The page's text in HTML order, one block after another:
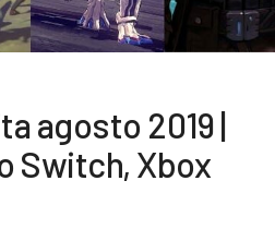
agosto 2019 |
Switch, Xbox